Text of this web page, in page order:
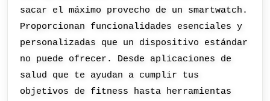
sacar el máximo provecho de un smartwatch.
Proporcionan funcionalidades esenciales y
personalizadas que un dispositivo estándar
no puede ofrecer. Desde aplicaciones de
salud que te ayudan a cumplir tus
objetivos de fitness hasta herramientas